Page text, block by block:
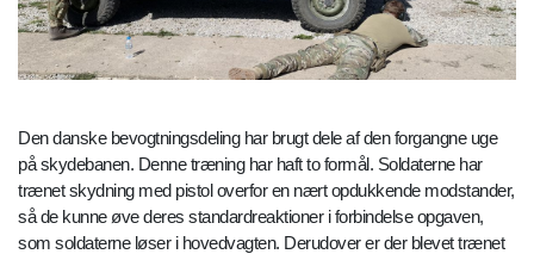
Den danske bevogtningsdeling har brugt dele af den forgangne uge
på skydebanen. Denne træning har haft to formål. Soldaterne har
trænet skydning med pistol overfor en nært opdukkende modstander,
så de kunne øve deres standardreaktioner i forbindelse opgaven,
som soldaterne løser i hovedvagten. Derudover er der blevet trænet